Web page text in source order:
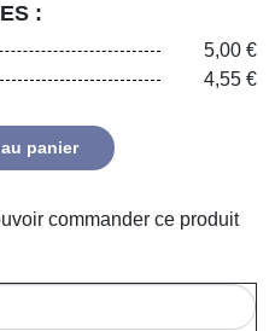
:
5,00 €
4,55 €
panier
commander ce produit